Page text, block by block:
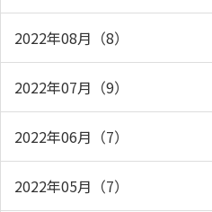
2022年08月（8）
2022年07月（9）
2022年06月（7）
2022年05月（7）